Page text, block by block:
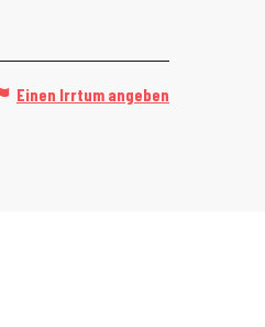
Einen Irrtum angeben